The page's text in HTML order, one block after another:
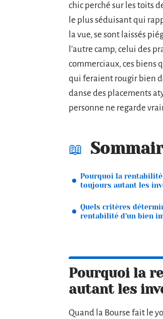
chic perché sur les toits
le plus séduisant qui
la vue, se sont laissés
l’autre camp, celui des
commerciaux, ces
qui feraient rougir bien
danse des placements
personne ne regarde
Pourquoi la
toujours autant les
Quels critères
rentabilité d’un bien
Pourquoi la
autant les
Quand la Bourse fait le